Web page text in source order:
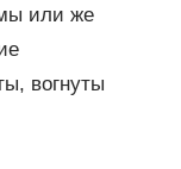
или же
вогнуты